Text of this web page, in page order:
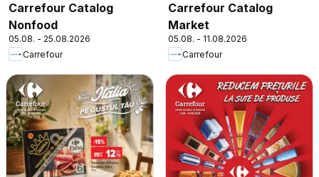
Carrefour Catalog
Nonfood
05.08. - 25.08.2026
Carrefour
Carrefour Catalog
Market
05.08. - 11.08.2026
Carrefour